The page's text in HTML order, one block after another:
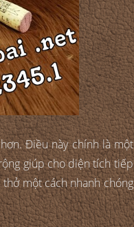
Điều này chính là một
giúp cho diện tích tiếp
một cách nhanh chóng